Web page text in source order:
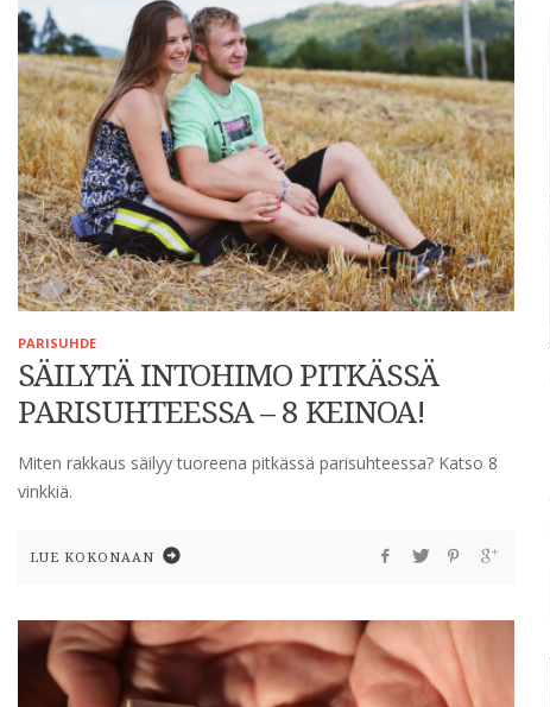
PARISUHDE
SÄILYTÄ INTOHIMO PITKÄSSÄ
PARISUHTEESSA – 8 KEINOA!
Miten rakkaus säilyy tuoreena pitkässä parisuhteessa? Katso 8
vinkkiä.
LUE KOKONAAN